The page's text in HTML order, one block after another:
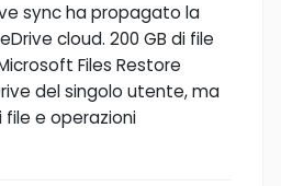
sync ha propagato la
cloud. 200 GB di file
Files Restore
del singolo utente, ma
file e operazioni